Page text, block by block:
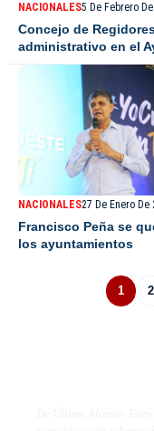
NACIONALES5 De Febrero
Concejo de
administrativo en el
NACIONALES27 De Enero De
Francisco Peña se
los ayuntamientos
1 2